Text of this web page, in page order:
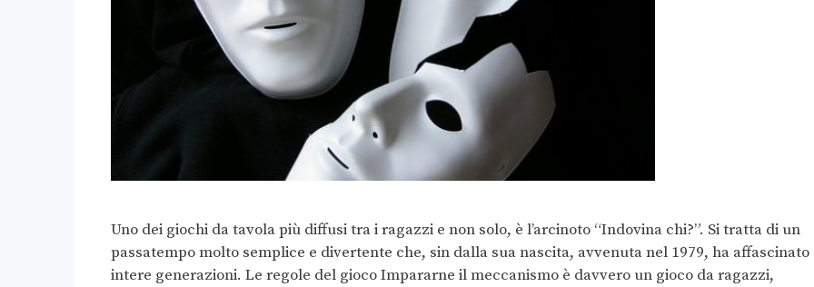
Uno dei giochi da tavola più diffusi tra i ragazzi e non solo, è l’arcinoto “Indovina chi?”. Si tratta di un
passatempo molto semplice e divertente che, sin dalla sua nascita, avvenuta nel 1979, ha affascinato
intere generazioni. Le regole del gioco Impararne il meccanismo è davvero un gioco da ragazzi,